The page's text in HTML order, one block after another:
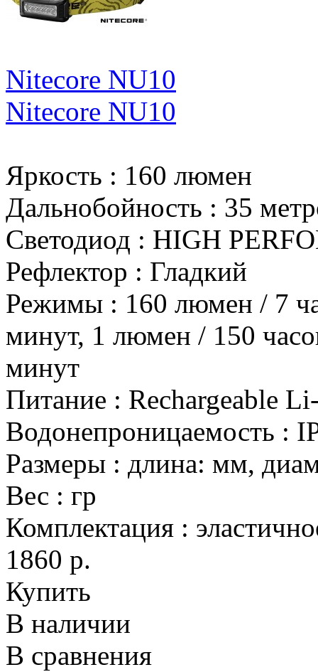
Nitecore NU10
Nitecore NU10
Яркость : 160 люмен
Дальнобойность : 35
Светодиод : HIGH
Рефлектор : Гладкий
Режимы : 160 люмен / 7
минут, 1 люмен / 150
минут
Питание : Rechargeable
Водонепроницаемость :
Размеры : длина: мм,
Вес : гр
Комплектация :
1860 р.
Купить
В наличии
В сравнения